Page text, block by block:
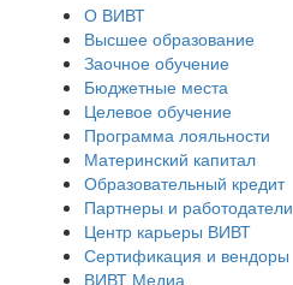
О ВИВТ
Высшее образование
Заочное обучение
Бюджетные места
Целевое обучение
Программа лояльности
Материнский капитал
Образовательный кредит
Партнеры и работодатели
Центр карьеры ВИВТ
Сертификация и вендоры
ВИВТ Медиа